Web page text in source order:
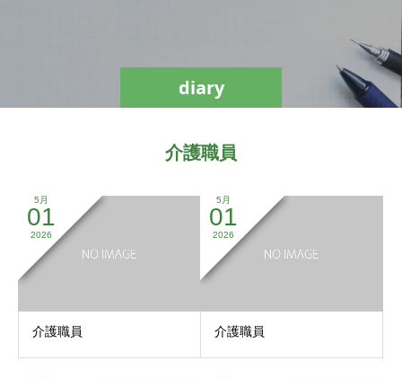
diary
介護職員
5月
01
2026
介護職員
5月
01
2026
介護職員